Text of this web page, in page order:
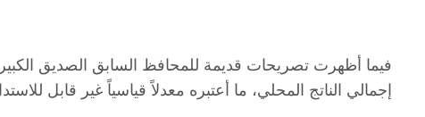
إجمالي الناتج المحلي، ما أعتبره معدلاً قياسياً غير قابل